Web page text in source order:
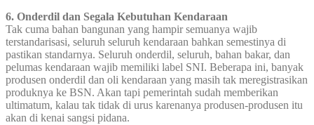
6. Onderdil dan Segala Kebutuhan Kendaraan
Tak cuma bahan bangunan yang hampir semuanya wajib
terstandarisasi, seluruh seluruh kendaraan bahkan semestinya di
pastikan standarnya. Seluruh onderdil, seluruh, bahan bakar, dan
pelumas kendaraan wajib memiliki label SNI. Beberapa ini, banyak
produsen onderdil dan oli kendaraan yang masih tak meregistrasikan
produknya ke BSN. Akan tapi pemerintah sudah memberikan
ultimatum, kalau tak tidak di urus karenanya produsen-produsen itu
akan di kenai sangsi pidana.